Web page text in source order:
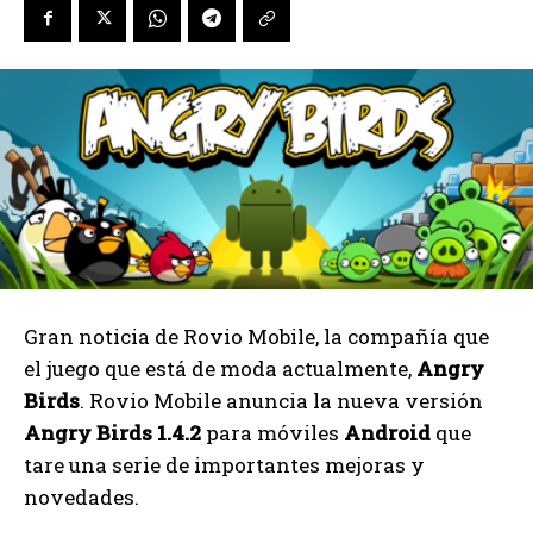
Gran noticia de Rovio Mobile, la compañía que
el juego que está de moda actualmente, Angry
Birds. Rovio Mobile anuncia la nueva versión
Angry Birds 1.4.2 para móviles Android que
tare una serie de importantes mejoras y
novedades.